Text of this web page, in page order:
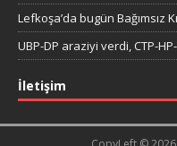
Lefkoşa’da bugün Bağımsız
UBP-DP araziyi verdi, CTP-
İletişim